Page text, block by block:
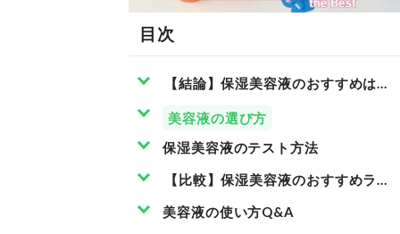
目次
【結論】保湿美容液のおすすめは
美容液の選び方
保湿美容液のテスト方法
【比較】保湿美容液のおすすめラン
美容液の使い方Q&A